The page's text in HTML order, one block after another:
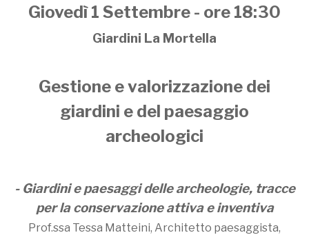
Giovedì 1 Settembre - ore 18:30
Giardini La Mortella
Gestione e valorizzazione dei
giardini e del paesaggio
archeologici
- Giardini e paesaggi delle archeologie, tracce
per la conservazione attiva e inventiva
Prof.ssa Tessa Matteini, Architetto paesaggista,